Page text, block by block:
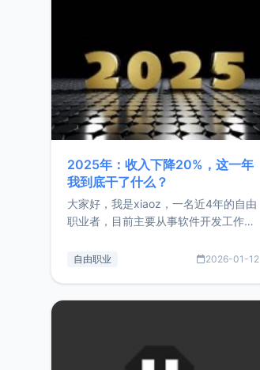
2025年：收入下降20%，这一年
我到底干了什么？
大家好，我是xiaoz，一名近4年的自由
职业者，目前主要从事软件开发工作。
的总结，内容主要包括：工作、学习、
自由职业 2026-01-12